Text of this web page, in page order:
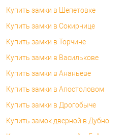
Купить замки в Шепетовке
Купить замки в Сокирнице
Купить замки в Торчине
Купить замки в Василькове
Купить замки в Ананьеве
Купить замки в Апостоловом
Купить замки в Дрогобыче
Купить замок дверной в Дубно